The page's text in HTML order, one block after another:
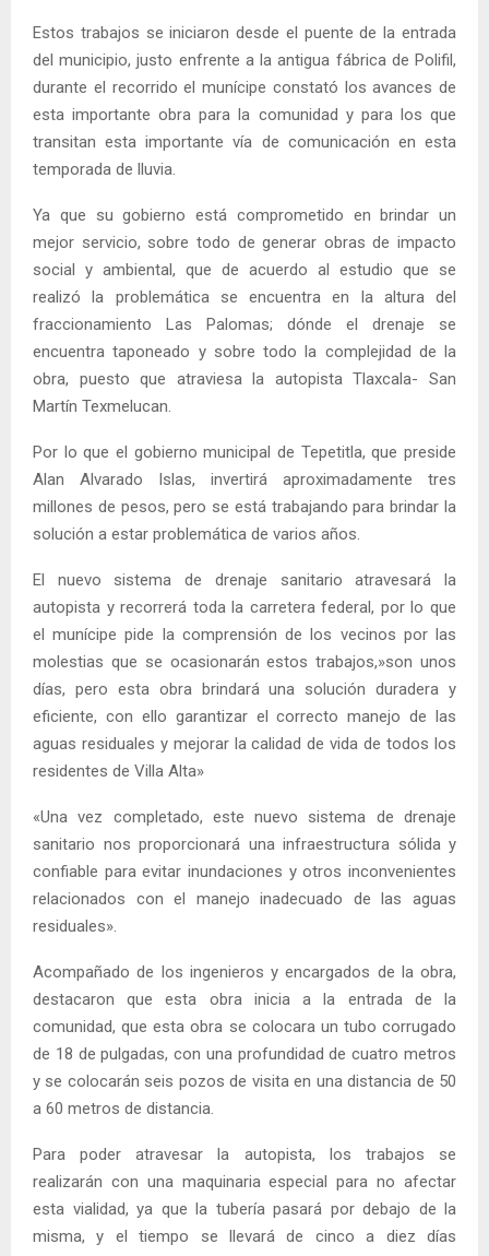
Estos trabajos se iniciaron desde el puente de la entrada
del municipio, justo enfrente a la antigua fábrica de Polifil,
durante el recorrido el munícipe constató los avances de
esta importante obra para la comunidad y para los que
transitan esta importante vía de comunicación en esta
temporada de lluvia.
Ya que su gobierno está comprometido en brindar un
mejor servicio, sobre todo de generar obras de impacto
social y ambiental, que de acuerdo al estudio que se
realizó la problemática se encuentra en la altura del
fraccionamiento Las Palomas; dónde el drenaje se
encuentra taponeado y sobre todo la complejidad de la
obra, puesto que atraviesa la autopista Tlaxcala- San
Martín Texmelucan.
Por lo que el gobierno municipal de Tepetitla, que preside
Alan Alvarado Islas, invertirá aproximadamente tres
millones de pesos, pero se está trabajando para brindar la
solución a estar problemática de varios años.
El nuevo sistema de drenaje sanitario atravesará la
autopista y recorrerá toda la carretera federal, por lo que
el munícipe pide la comprensión de los vecinos por las
molestias que se ocasionarán estos trabajos,»son unos
días, pero esta obra brindará una solución duradera y
eficiente, con ello garantizar el correcto manejo de las
aguas residuales y mejorar la calidad de vida de todos los
residentes de Villa Alta»
«Una vez completado, este nuevo sistema de drenaje
sanitario nos proporcionará una infraestructura sólida y
confiable para evitar inundaciones y otros inconvenientes
relacionados con el manejo inadecuado de las aguas
residuales».
Acompañado de los ingenieros y encargados de la obra,
destacaron que esta obra inicia a la entrada de la
comunidad, que esta obra se colocara un tubo corrugado
de 18 de pulgadas, con una profundidad de cuatro metros
y se colocarán seis pozos de visita en una distancia de 50
a 60 metros de distancia.
Para poder atravesar la autopista, los trabajos se
realizarán con una maquinaria especial para no afectar
esta vialidad, ya que la tubería pasará por debajo de la
misma, y el tiempo se llevará de cinco a diez días